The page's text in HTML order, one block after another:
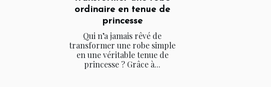
ordinaire en tenue de
princesse
Qui n’a jamais rêvé de
transformer une robe simple
en une véritable tenue de
princesse ? Grâce à...